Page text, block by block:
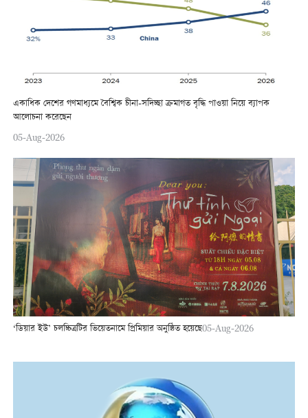
একাধিক দেশের গণমাধ্যমে বৈশ্বিক চীনা-সদিচ্ছা ক্রমাগত বৃদ্ধি পাওয়া নিয়ে ব্যাপক
আলোচনা করেছেন
05-Aug-2026
‘ডিয়ার ইউ’ চলচ্চিত্রটির ভিয়েতনামে প্রিমিয়ার অনুষ্ঠিত হয়েছে05-Aug-2026